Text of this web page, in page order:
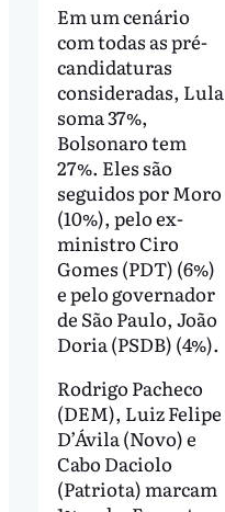
Em um cenário
com todas as pré-
candidaturas
consideradas, Lula
soma 37%,
Bolsonaro tem
27%. Eles são
seguidos por Moro
(10%), pelo ex-
ministro Ciro
Gomes (PDT) (6%)
e pelo governador
de São Paulo, João
Doria (PSDB) (4%).
Rodrigo Pacheco
(DEM), Luiz Felipe
D’Ávila (Novo) e
Cabo Daciolo
(Patriota) marcam